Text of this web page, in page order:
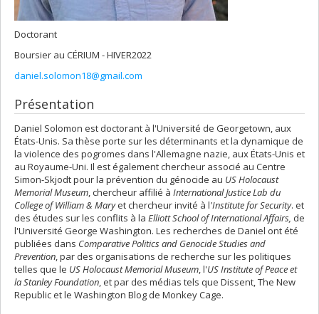
Doctorant
Boursier au CÉRIUM - HIVER2022
daniel.solomon18@gmail.com
Présentation
Daniel Solomon est doctorant à l'Université de Georgetown, aux
États-Unis. Sa thèse porte sur les déterminants et la dynamique de
la violence des pogromes dans l'Allemagne nazie, aux États-Unis et
au Royaume-Uni. Il est également chercheur associé au Centre
Simon-Skjodt pour la prévention du génocide au US Holocaust
Memorial Museum, chercheur affilié à International Justice Lab du
College of William & Maryet chercheur invité à l'Institute for Security. et
des études sur les conflits à la Elliott School of International Affairs, de
l'Université George Washington. Les recherches de Daniel ont été
publiées dans Comparative Politics and Genocide Studies and
Prevention, par des organisations de recherche sur les politiques
telles que le US Holocaust Memorial Museum, l'US Institute of Peace et
la Stanley Foundation, et par des médias tels que Dissent, The New
Republic et le Washington Blog de Monkey Cage.